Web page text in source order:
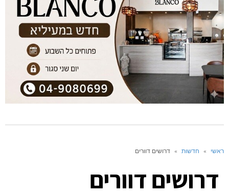
ראשי » חדשות » דרושים דוורים
דרושים דוורים